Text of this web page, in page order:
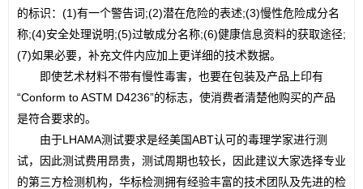
的标识：(1)有一个警告词;(2)潜在危险的表述;(3)慢性危险成分名
称;(4)安全处理说明;(5)过敏成分名称;(6)健康信息资料的获取途径;
(7)如果必要，补充文件内应加上更详细的技术数据。
即使艺术材料不带有慢性毒害，也要在包装及产品上印有
“Conform to ASTM D4236”的标志，使消费者清楚他购买的产品
是符合要求的。
由于LHAMA测试要求是经美国ABT认可的毒理学家进行测
试，因此测试费用昂贵，测试周期也较长，因此建议大家选择专业
的第三方检测机构，华标检测拥有经验丰富的技术团队及先进的检